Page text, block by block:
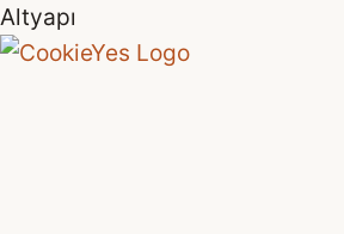
Altyapı